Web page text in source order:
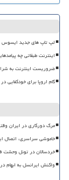
لپ تاپ های جدید ایسوس
اینترنت طبقاتی چه
ضروریست اینترنت به
گام اروپا برای خودکفایی
مرگ دورکاری در ایران
خاموشی سراسری، اتصال
خردسالان در تونل وحشت
واکنش ایرانسل به ابهام